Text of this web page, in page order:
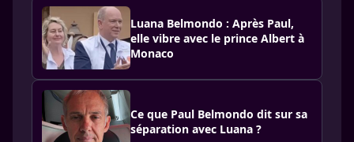
Luana Belmondo : Après Paul,
elle vibre avec le prince Albert à
Monaco
Ce que Paul Belmondo dit sur sa
séparation avec Luana ?